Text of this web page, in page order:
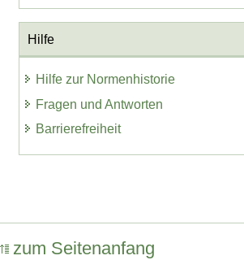
Hilfe
Hilfe zur Normenhistorie
Fragen und Antworten
Barrierefreiheit
zum Seitenanfang